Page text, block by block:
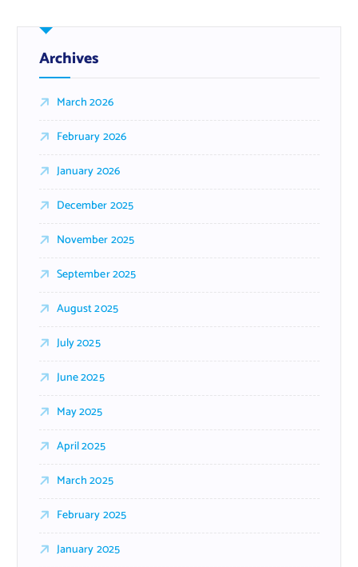
Archives
March 2026
February 2026
January 2026
December 2025
November 2025
September 2025
August 2025
July 2025
June 2025
May 2025
April 2025
March 2025
February 2025
January 2025